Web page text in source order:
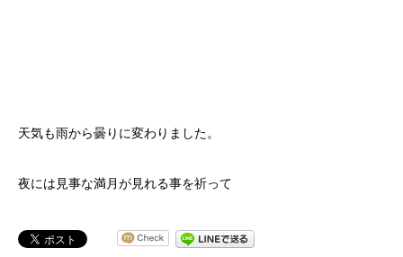
天気も雨から曇りに変わりました。
夜には見事な満月が見れる事を祈って